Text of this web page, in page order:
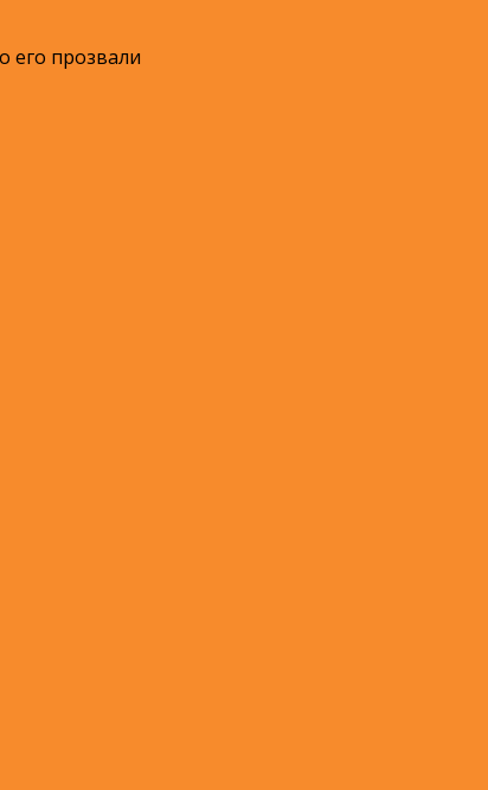
его прозвали